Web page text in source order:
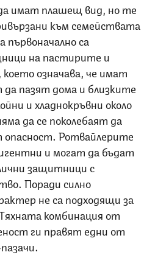
имат плашещ вид, но те
към семействата
са
на пастирите и
означава, че имат
пазят дома и близките
и хладнокръвни около
да се поколебаят да
опасност. Ротвайлерите
и могат да бъдат
защитници с
Поради силно
не са подходящи за
комбинация от
ги правят едни от